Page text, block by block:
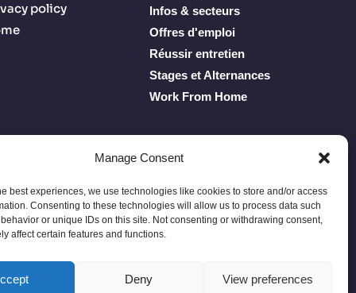
Manage Consent
best experiences, we use technologies like cookies to store and/or access
Consenting to these technologies will allow us to process data such
or unique IDs on this site. Not consenting or withdrawing consent,
affect certain features and functions.
Deny View preferences
policy
Infos & secteurs
Offres d'emploi
Réussir entretien
Stages et Alternances
Work From Home
Privacy PolicyTerms of Service